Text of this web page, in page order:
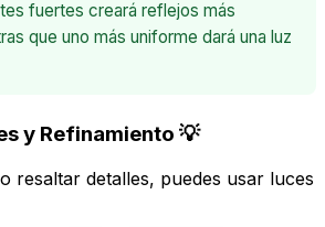
fuertes creará reflejos más
que uno más uniforme dará una luz
y Refinamiento 💡
resaltar detalles, puedes usar luces